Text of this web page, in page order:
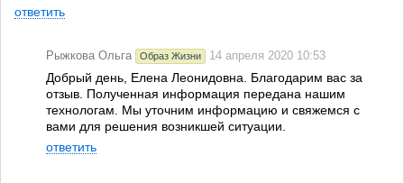
ответить
Рыжкова Ольга Образ Жизни 14 апреля 2020 10:53
Добрый день, Елена Леонидовна. Благодарим вас за
отзыв. Полученная информация передана нашим
технологам. Мы уточним информацию и свяжемся с
вами для решения возникшей ситуации.
ответить